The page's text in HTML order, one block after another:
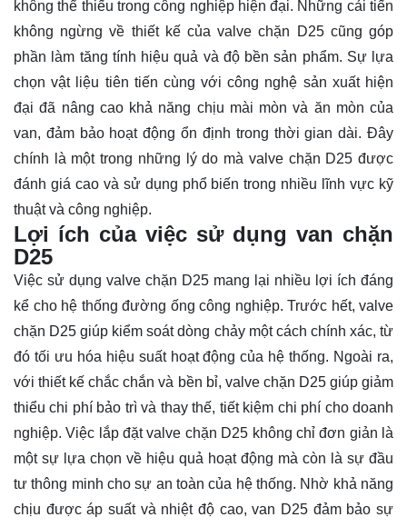
không thể thiếu trong công nghiệp hiện đại. Những cải tiến
không ngừng về thiết kế của valve chặn D25 cũng góp
phần làm tăng tính hiệu quả và độ bền sản phẩm. Sự lựa
chọn vật liệu tiên tiến cùng với công nghệ sản xuất hiện
đại đã nâng cao khả năng chịu mài mòn và ăn mòn của
van, đảm bảo hoạt động ổn định trong thời gian dài. Đây
chính là một trong những lý do mà valve chặn D25 được
đánh giá cao và sử dụng phổ biến trong nhiều lĩnh vực kỹ
thuật và công nghiệp.
Lợi ích của việc sử dụng van chặn
D25
Việc sử dụng valve chặn D25 mang lại nhiều lợi ích đáng
kể cho hệ thống đường ống công nghiệp. Trước hết, valve
chặn D25 giúp kiểm soát dòng chảy một cách chính xác, từ
đó tối ưu hóa hiệu suất hoạt động của hệ thống. Ngoài ra,
với thiết kế chắc chắn và bền bỉ, valve chặn D25 giúp giảm
thiểu chi phí bảo trì và thay thế, tiết kiệm chi phí cho doanh
nghiệp. Việc lắp đặt valve chặn D25 không chỉ đơn giản là
một sự lựa chọn về hiệu quả hoạt động mà còn là sự đầu
tư thông minh cho sự an toàn của hệ thống. Nhờ khả năng
chịu được áp suất và nhiệt độ cao, van D25 đảm bảo sự